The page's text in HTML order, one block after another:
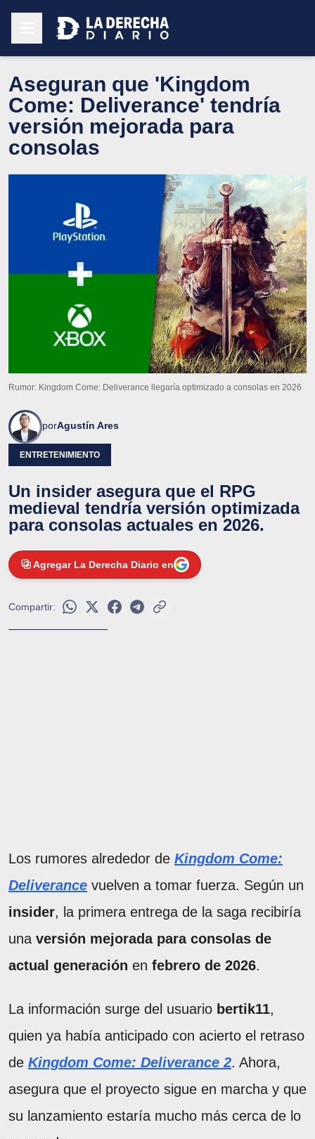
Aseguran que 'Kingdom
Come: Deliverance' tendría
versión mejorada para
consolas
Rumor: Kingdom Come: Deliverance llegaría optimizado a consolas en 2026
porAgustín Ares
ENTRETENIMIENTO
Un insider asegura que el RPG
medieval tendría versión optimizada
para consolas actuales en 2026.
Agregar La Derecha Diario en
Compartir:
Los rumores alrededor de Kingdom Come:
Deliverance vuelven a tomar fuerza. Según un
insider, la primera entrega de la saga recibiría
una versión mejorada para consolas de
actual generación en febrero de 2026.
La información surge del usuario bertik11,
quien ya había anticipado con acierto el retraso
de Kingdom Come: Deliverance 2. Ahora,
asegura que el proyecto sigue en marcha y que
su lanzamiento estaría mucho más cerca de lo